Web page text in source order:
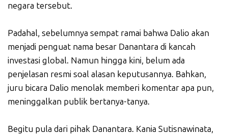
negara tersebut.
Padahal, sebelumnya sempat ramai bahwa Dalio akan
menjadi penguat nama besar Danantara di kancah
investasi global. Namun hingga kini, belum ada
penjelasan resmi soal alasan keputusannya. Bahkan,
juru bicara Dalio menolak memberi komentar apa pun,
meninggalkan publik bertanya-tanya.
Begitu pula dari pihak Danantara. Kania Sutisnawinata,